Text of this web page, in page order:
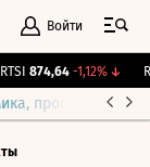
Войти
RTSI 874,64 -1,12%↓
прогнозы